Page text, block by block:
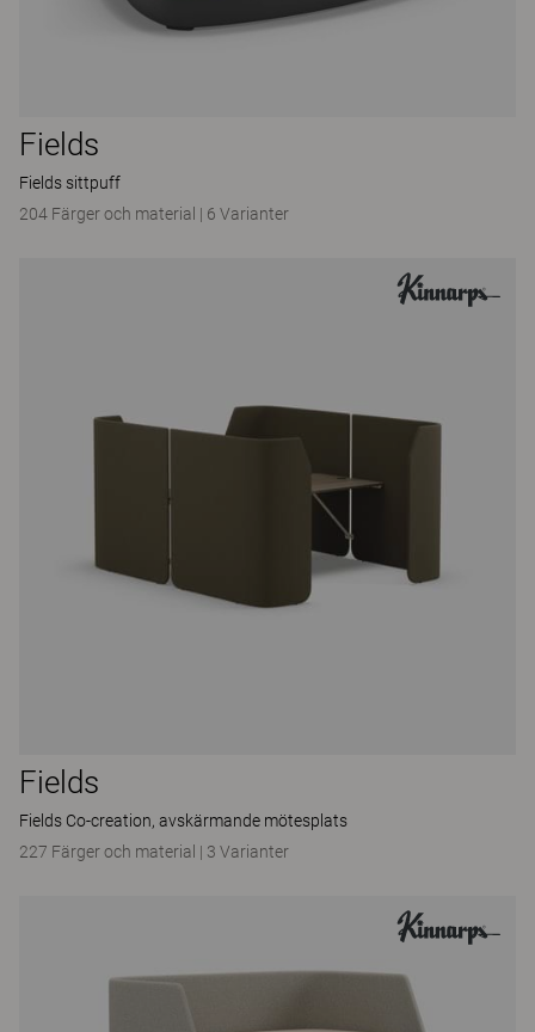
Fields
Fields sittpuff
204 Färger och material | 6 Varianter
Fields
Fields Co-creation, avskärmande mötesplats
227 Färger och material | 3 Varianter